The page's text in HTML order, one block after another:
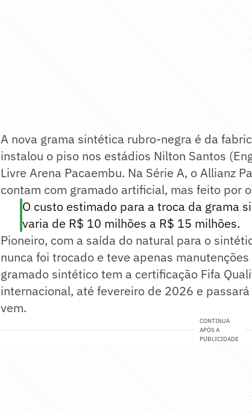
A nova grama sintética rubro-negra é da
instalou o piso nos estádios Nilton Santos
Livre Arena Pacaembu. Na Série A, o Allianz
contam com gramado artificial, mas feito por
O custo estimado para a troca da grama
varia de R$ 10 milhões a R$ 15 milhões.
Pioneiro, com a saída do natural para o
nunca foi trocado e teve apenas
gramado sintético tem a certificação Fifa
internacional, até fevereiro de 2026 e
vem.
CONTINUA
APÓS A
PUBLICIDADE